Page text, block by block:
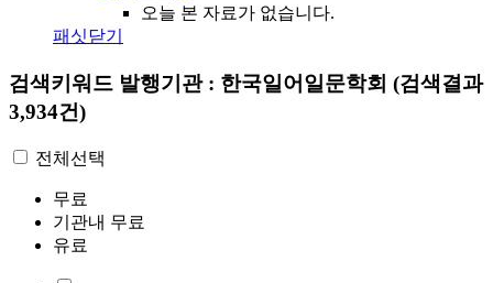
오늘 본 자료가 없습니다.
패싯닫기
검색키워드 발행기관 : 한국일어일문학회 (검색결과
3,934건)
전체선택
무료
기관내 무료
유료